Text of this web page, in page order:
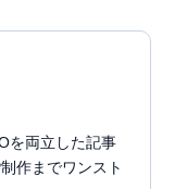
を両立した記事
作までワンスト